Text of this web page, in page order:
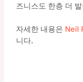
즈니스도 한층 더
자세한 내용은 Neil
니다.